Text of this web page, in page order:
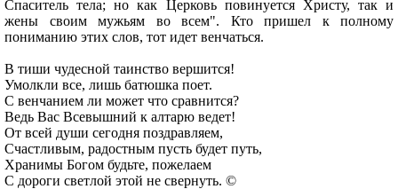
Спаситель тела; но как Церковь повинуется Христу, так и
жены своим мужьям во всем". Кто пришел к полному
пониманию этих слов, тот идет венчаться.
В тиши чудесной таинство вершится!
Умолкли все, лишь батюшка поет.
С венчанием ли может что сравнится?
Ведь Вас Всевышний к алтарю ведет!
От всей души сегодня поздравляем,
Счастливым, радостным пусть будет путь,
Хранимы Богом будьте, пожелаем
С дороги светлой этой не свернуть. ©